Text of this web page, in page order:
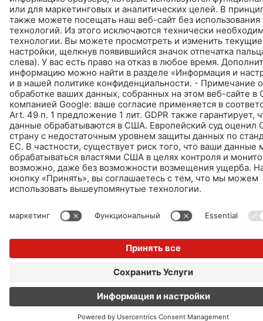
© Schomburg.Импрессум|Информация по защите данных для посетителей сайта|
Информация о защите данных
Дизайн и реализация +| LOUIS INTERNET